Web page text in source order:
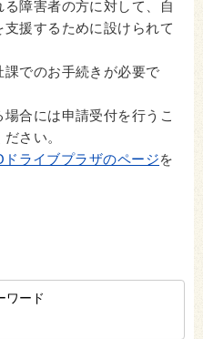
障害者の方に対して、自
援するために設けられて
でのお手続きが必要で
合には申請受付を行うこ
さい。
ドライブプラザのページを
ワード